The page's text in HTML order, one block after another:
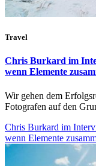
Travel
Chris Burkard im
wenn Elemente
Wir gehen dem
Fotografen auf den
Chris Burkard im
wenn Elemente